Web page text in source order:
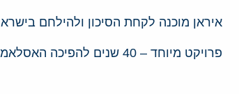
איראן מוכנה לקחת הסיכון ולהילחם
פרויקט מיוחד – 40 שנים להפיכה האסלאמית באיראן